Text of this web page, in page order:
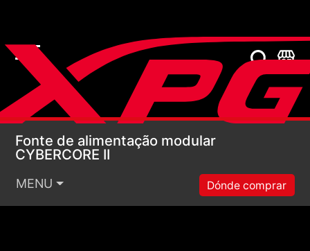
Fonte de alimentação
Fonte de alimentação modular
CYBERCORE II
MENU Dónde comprar